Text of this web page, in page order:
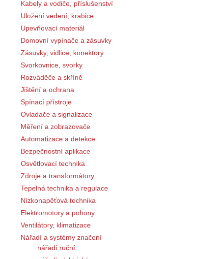
Kabely a vodiče, příslušenství
Uložení vedení, krabice
Upevňovací materiál
Domovní vypínače a zásuvky
Zásuvky, vidlice, konektory
Svorkovnice, svorky
Rozváděče a skříně
Jištění a ochrana
Spínací přístroje
Ovladače a signalizace
Měření a zobrazovače
Automatizace a detekce
Bezpečnostní aplikace
Osvětlovací technika
Zdroje a transformátory
Tepelná technika a regulace
Nízkonapěťová technika
Elektromotory a pohony
Ventilátory, klimatizace
Nářadí a systémy značení
nářadí ruční